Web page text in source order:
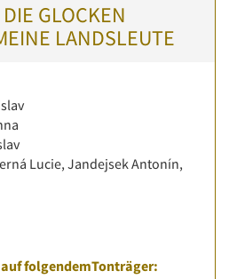
GLOCKEN
LANDSLEUTE
Lucie, Jandejsek Antonín,
folgendemTonträger: